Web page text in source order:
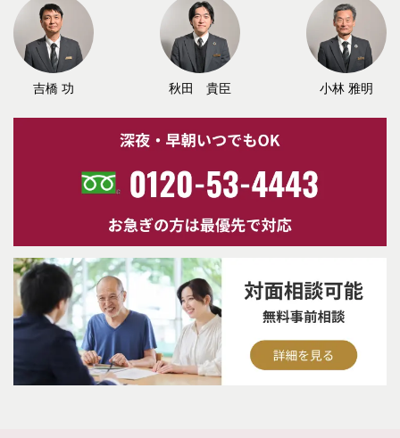
吉橋 功 秋田 貴臣 小林 雅明